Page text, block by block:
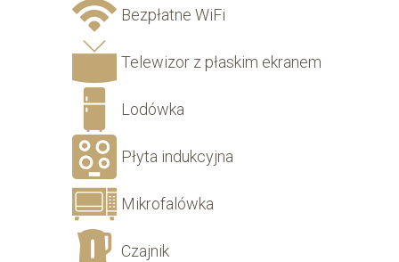
Bezpłatne WiFi
Telewizor z płaskim ekranem
Lodówka
Płyta indukcyjna
Mikrofalówka
Czajnik